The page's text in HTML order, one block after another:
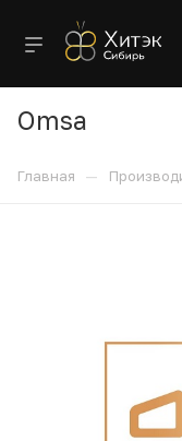
Omsa
Главная —